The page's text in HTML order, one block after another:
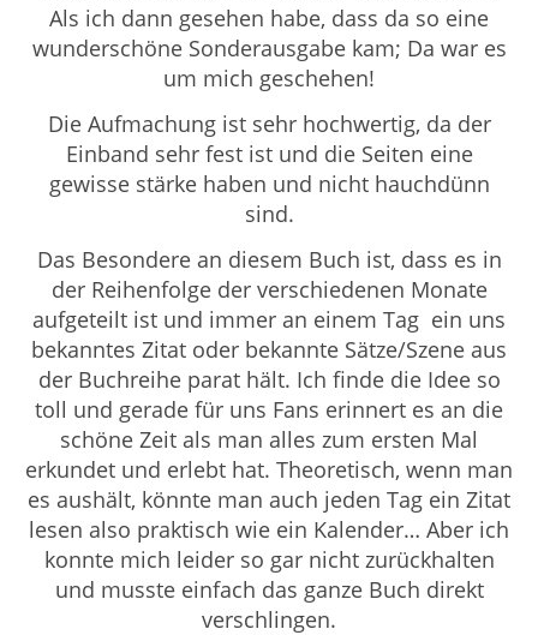
Als ich dann gesehen habe, dass da so eine
wunderschöne Sonderausgabe kam; Da war es
um mich geschehen!
Die Aufmachung ist sehr hochwertig, da der
Einband sehr fest ist und die Seiten eine
gewisse stärke haben und nicht hauchdünn
sind.
Das Besondere an diesem Buch ist, dass es in
der Reihenfolge der verschiedenen Monate
aufgeteilt ist und immer an einem Tag ein uns
bekanntes Zitat oder bekannte Sätze/Szene aus
der Buchreihe parat hält. Ich finde die Idee so
toll und gerade für uns Fans erinnert es an die
schöne Zeit als man alles zum ersten Mal
erkundet und erlebt hat. Theoretisch, wenn man
es aushält, könnte man auch jeden Tag ein Zitat
lesen also praktisch wie ein Kalender… Aber ich
konnte mich leider so gar nicht zurückhalten
und musste einfach das ganze Buch direkt
verschlingen.